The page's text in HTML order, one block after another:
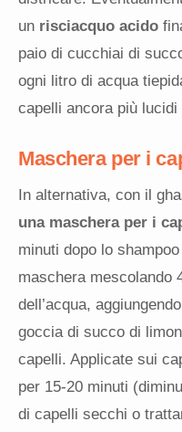
un risciacquo acido
paio di cucchiai di
ogni litro di acqua
capelli ancora più lucidi
Maschera per i
In alternativa, con il
una maschera per i
minuti dopo lo
maschera mescolando
dell’acqua,
goccia di succo di
capelli. Applicate sui
per 15-20 minuti
di capelli secchi o